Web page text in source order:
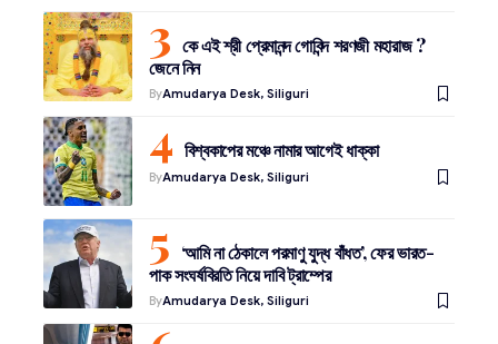
কে এই শ্রী প্রেমানন্দ গোবিন্দ শরণজী মহারাজ ?
জেনে নিন
ByAmudarya Desk, Siliguri
বিশ্বকাপের মঞ্চে নামার আগেই ধাক্কা
ByAmudarya Desk, Siliguri
‘আমি না ঠেকালে পরমাণু যুদ্ধ বাঁধত’, ফের ভারত-
পাক সংঘর্ষবিরতি নিয়ে দাবি ট্রাম্পের
ByAmudarya Desk, Siliguri